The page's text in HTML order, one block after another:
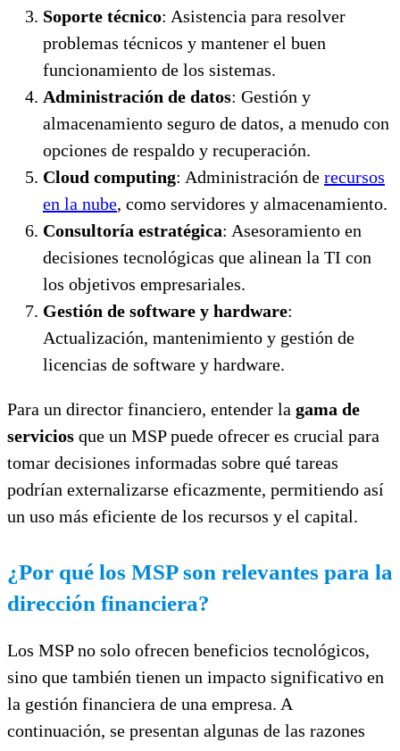
Soporte técnico: Asistencia para resolver
problemas técnicos y mantener el buen
funcionamiento de los sistemas.
Administración de datos: Gestión y
almacenamiento seguro de datos, a menudo con
opciones de respaldo y recuperación.
Cloud computing: Administración de recursos
en la nube, como servidores y almacenamiento.
Consultoría estratégica: Asesoramiento en
decisiones tecnológicas que alinean la TI con
los objetivos empresariales.
Gestión de software y hardware:
Actualización, mantenimiento y gestión de
licencias de software y hardware.
Para un director financiero, entender la gama de
servicios que un MSP puede ofrecer es crucial para
tomar decisiones informadas sobre qué tareas
podrían externalizarse eficazmente, permitiendo así
un uso más eficiente de los recursos y el capital.
¿Por qué los MSP son relevantes para la
dirección financiera?
Los MSP no solo ofrecen beneficios tecnológicos,
sino que también tienen un impacto significativo en
la gestión financiera de una empresa. A
continuación, se presentan algunas de las razones